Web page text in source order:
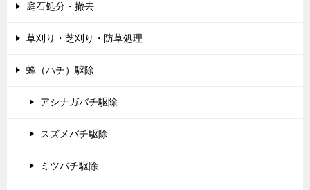
庭石処分・撤去
草刈り・芝刈り・防草処理
蜂（ハチ）駆除
アシナガバチ駆除
スズメバチ駆除
ミツバチ駆除